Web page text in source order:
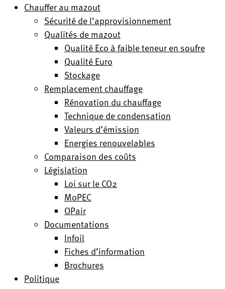
Chauffer au mazout
Sécurité de l’approvisionnement
Qualités de mazout
Qualité Eco à faible teneur en soufre
Qualité Euro
Stockage
Remplacement chauffage
Rénovation du chauffage
Technique de condensation
Valeurs d’émission
Energies renouvelables
Comparaison des coûts
Législation
Loi sur le CO2
MoPEC
OPair
Documentations
Infoil
Fiches d’information
Brochures
Politique